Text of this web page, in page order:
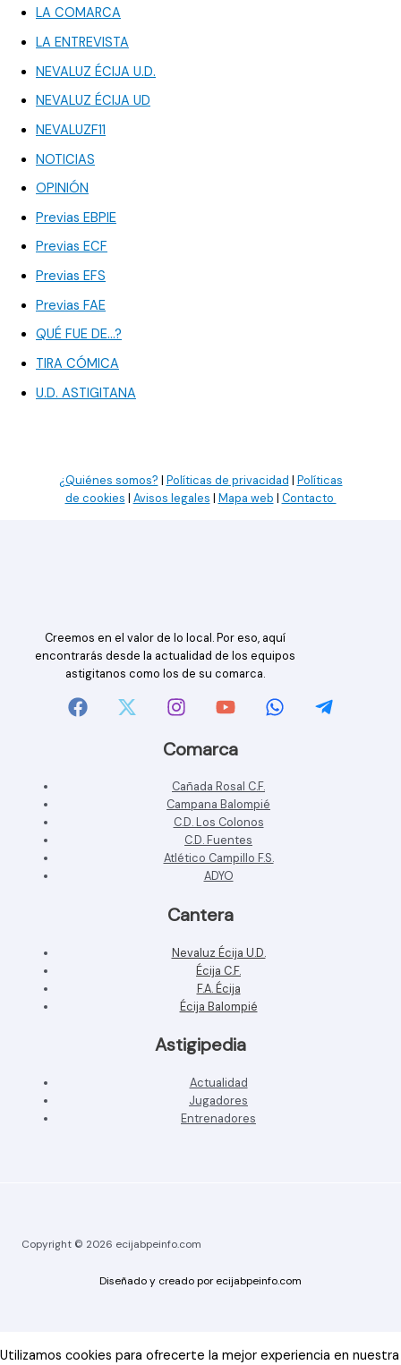
LA COMARCA
LA ENTREVISTA
NEVALUZ ÉCIJA U.D.
NEVALUZ ÉCIJA UD
NEVALUZF11
NOTICIAS
OPINIÓN
Previas EBPIE
Previas ECF
Previas EFS
Previas FAE
QUÉ FUE DE…?
TIRA CÓMICA
U.D. ASTIGITANA
¿Quiénes somos? | Políticas de privacidad | Políticas
de cookies | Avisos legales | Mapa web | Contacto
Creemos en el valor de lo local. Por eso, aquí
encontrarás desde la actualidad de los equipos
astigitanos como los de su comarca.
Comarca
Cañada Rosal C.F.
Campana Balompié
C.D. Los Colonos
C.D. Fuentes
Atlético Campillo F.S.
ADYO
Cantera
Nevaluz Écija U.D.
Écija C.F.
F.A. Écija
Écija Balompié
Astigipedia
Actualidad
Jugadores
Entrenadores
Copyright © 2026 ecijabpeinfo.com
Diseñado y creado por ecijabpeinfo.com
Utilizamos cookies para ofrecerte la mejor experiencia en nuestra